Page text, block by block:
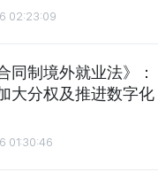
02:23:09
同制境外就业法》：
大分权及推进数字化
01:30:46